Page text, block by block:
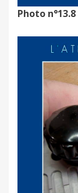
Photo n°13.8